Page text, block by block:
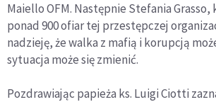
Maiello OFM. Następnie Stefania Grasso,
ponad 900 ofiar tej przestępczej
nadzieję, że walka z mafią i korupcją
sytuacja może się zmienić.
Pozdrawiając papieża ks. Luigi Ciotti